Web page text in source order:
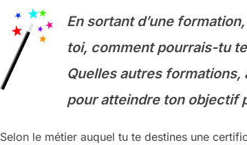
En sortant d’une
toi, comment pourrais-tu
Quelles autres
pour atteindre ton objectif
Selon le métier auquel tu te destines une